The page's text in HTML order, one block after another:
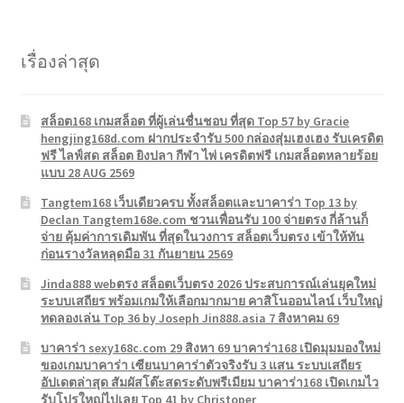
เรื่องล่าสุด
สล็อต168 เกมสล็อต ที่ผู้เล่นชื่นชอบ ที่สุด Top 57 by Gracie
hengjing168d.com ฝากประจำรับ 500 กล่องสุ่มเฮงเฮง รับเครดิต
ฟรี ไลฟ์สด สล็อต ยิงปลา กีฬา ไพ่ เครดิตฟรี เกมสล็อตหลายร้อย
แบบ 28 AUG 2569
Tangtem168 เว็บเดียวครบ ทั้งสล็อตและบาคาร่า Top 13 by
Declan Tangtem168e.com ชวนเพื่อนรับ 100 จ่ายตรง กี่ล้านก็
จ่าย คุ้มค่าการเดิมพัน ที่สุดในวงการ สล็อตเว็บตรง เข้าให้ทัน
ก่อนรางวัลหลุดมือ 31 กันยายน 2569
Jinda888 webตรง สล็อตเว็บตรง 2026 ประสบการณ์เล่นยุคใหม่
ระบบเสถียร พร้อมเกมให้เลือกมากมาย คาสิโนออนไลน์ เว็บใหญ่
ทดลองเล่น Top 36 by Joseph Jin888.asia 7 สิงหาคม 69
บาคาร่า sexy168c.com 29 สิงหา 69 บาคาร่า168 เปิดมุมมองใหม่
ของเกมบาคาร่า เซียนบาคาร่าตัวจริงรับ 3 แสน ระบบเสถียร
อัปเดตล่าสุด สัมผัสโต๊ะสดระดับพรีเมียม บาคาร่า168 เปิดเกมไว
รับโปรใหญ่ไปเลย Top 41 by Christoper